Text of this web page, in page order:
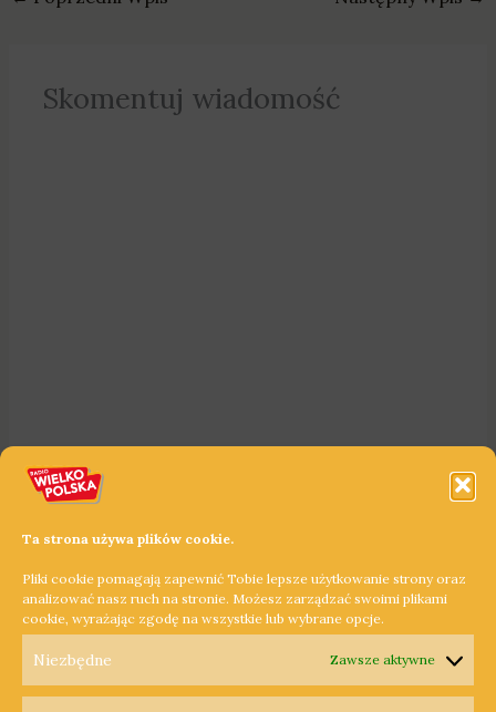
Ta strona używa plików cookie.
Pliki cookie pomagają zapewnić Tobie lepsze użytkowanie strony oraz
analizować nasz ruch na stronie. Możesz zarządzać swoimi plikami
cookie, wyrażając zgodę na wszystkie lub wybrane opcje.
Niezbędne Zawsze aktywne
Skomentuj wiadomość